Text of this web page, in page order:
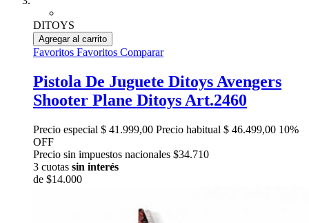
DITOYS
Agregar al carrito
Favoritos Favoritos Comparar
Pistola De Juguete Ditoys Avengers
Shooter Plane Ditoys Art.2460
Precio especial $ 41.999,00 Precio habitual $ 46.499,00 10%
OFF
Precio sin impuestos nacionales $34.710
3 cuotas sin interés
de $14.000